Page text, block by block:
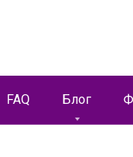
FAQ Блог